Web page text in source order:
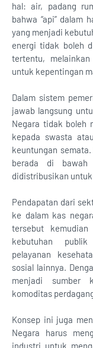
hal: air, padang
bahwa “api” dalam
yang menjadi
energi tidak boleh
tertentu,
untuk kepentingan
Dalam sistem
jawab langsung
Negara tidak boleh
kepada swasta
keuntungan
berada di
didistribusikan
Pendapatan dari
ke dalam kas
tersebut
kebutuhan
pelayanan
sosial lainnya.
menjadi sumber
komoditas
Konsep ini juga
Negara harus
industri untuk